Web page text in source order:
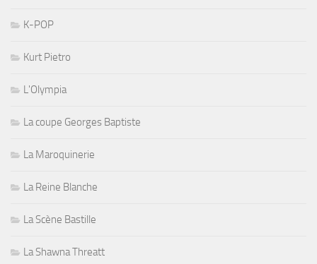
K-POP
Kurt Pietro
L'Olympia
La coupe Georges Baptiste
La Maroquinerie
La Reine Blanche
La Scène Bastille
La Shawna Threatt